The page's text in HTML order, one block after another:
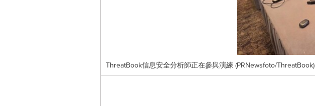
ThreatBook信息安全分析師正在參與演練 (PRNewsfoto/ThreatBook)